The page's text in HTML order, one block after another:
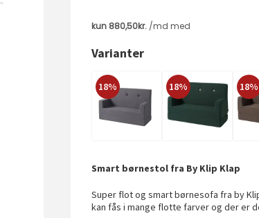
Varianter
18% 18% 18%
Smart børnestol fra By Klip Klap
Super flot og smart børnesofa fra by
kan fås i mange flotte farver og der er